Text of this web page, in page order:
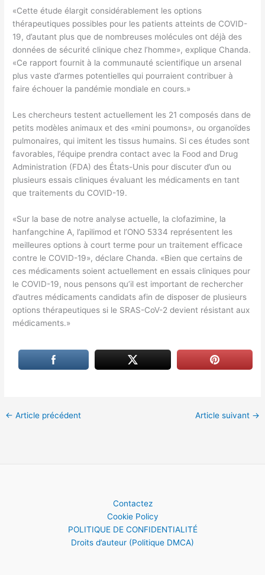
«Cette étude élargit considérablement les options
thérapeutiques possibles pour les patients atteints de COVID-
19, d’autant plus que de nombreuses molécules ont déjà des
données de sécurité clinique chez l’homme», explique Chanda.
«Ce rapport fournit à la communauté scientifique un arsenal
plus vaste d’armes potentielles qui pourraient contribuer à
faire échouer la pandémie mondiale en cours.»
Les chercheurs testent actuellement les 21 composés dans de
petits modèles animaux et des «mini poumons», ou organoïdes
pulmonaires, qui imitent les tissus humains. Si ces études sont
favorables, l’équipe prendra contact avec la Food and Drug
Administration (FDA) des États-Unis pour discuter d’un ou
plusieurs essais cliniques évaluant les médicaments en tant
que traitements du COVID-19.
«Sur la base de notre analyse actuelle, la clofazimine, la
hanfangchine A, l’apilimod et l’ONO 5334 représentent les
meilleures options à court terme pour un traitement efficace
contre le COVID-19», déclare Chanda. «Bien que certains de
ces médicaments soient actuellement en essais cliniques pour
le COVID-19, nous pensons qu’il est important de rechercher
d’autres médicaments candidats afin de disposer de plusieurs
options thérapeutiques si le SRAS-CoV-2 devient résistant aux
médicaments.»
← Article précédent Article suivant →
Contactez
Cookie Policy
POLITIQUE DE CONFIDENTIALITÉ
Droits d’auteur (Politique DMCA)